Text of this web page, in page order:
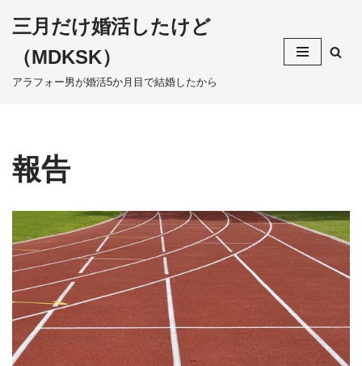
テ
ス
キ
三月だけ婚活したけど
（MDKSK）
アラフォー男が婚活5か月目で結婚したから
報告